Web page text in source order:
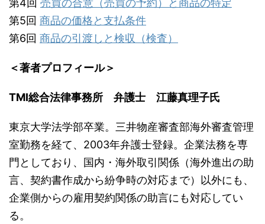
第5回 商品の価格と支払条件
第6回 商品の引渡しと検収（検査）
＜著者プロフィール＞
TMI総合法律事務所 弁護士 江藤真理子氏
東京大学法学部卒業。三井物産審査部海外審査管理
室勤務を経て、2003年弁護士登録。企業法務を専
門としており、国内・海外取引関係（海外進出の助
言、契約書作成から紛争時の対応まで）以外にも、
企業側からの雇用契約関係の助言にも対応してい
る。